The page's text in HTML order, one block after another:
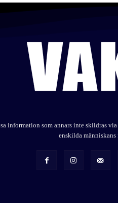
information som annars inte skildras
enskilda människans